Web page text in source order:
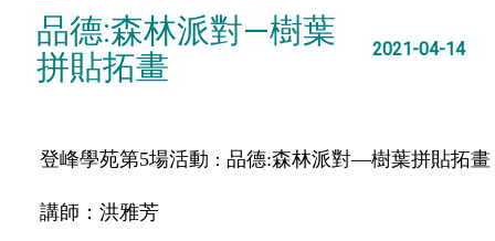
品德:森林派對—樹葉
拼貼拓畫
2021-04-14
登峰學苑第5場活動 ： 品德:森林派對—樹葉拼貼拓畫
講師： 洪雅芳